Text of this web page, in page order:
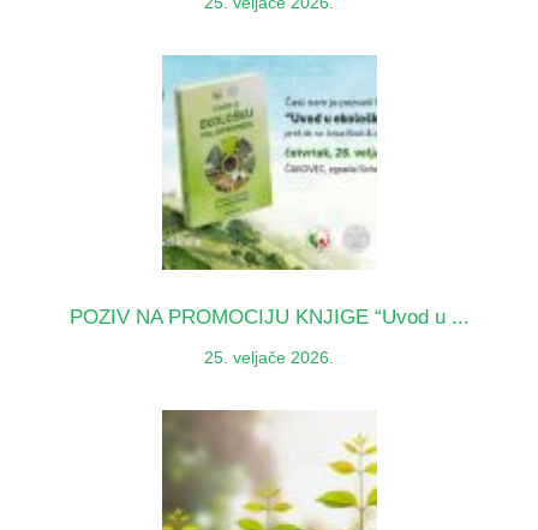
POZIV NA PROMOCIJU KNJIGE “Uvod u ...
25. veljače 2026.